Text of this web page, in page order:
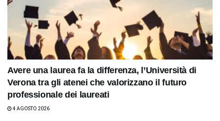
Avere una laurea fa la differenza, l’Università di
Verona tra gli atenei che valorizzano il futuro
professionale dei laureati
4 AGOSTO 2026